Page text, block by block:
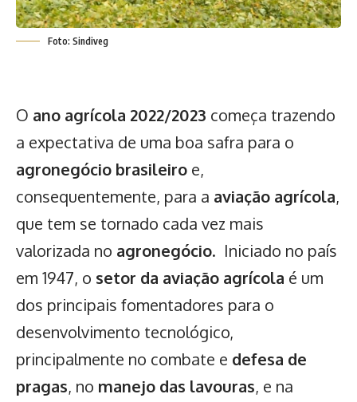
Foto: Sindiveg
O ano agrícola 2022/2023 começa trazendo
a expectativa de uma boa safra para o
agronegócio brasileiro e,
consequentemente, para a aviação agrícola,
que tem se tornado cada vez mais
valorizada no agronegócio. Iniciado no país
em 1947, o setor da aviação agrícola é um
dos principais fomentadores para o
desenvolvimento tecnológico,
principalmente no combate e defesa de
pragas, no manejo das lavouras, e na